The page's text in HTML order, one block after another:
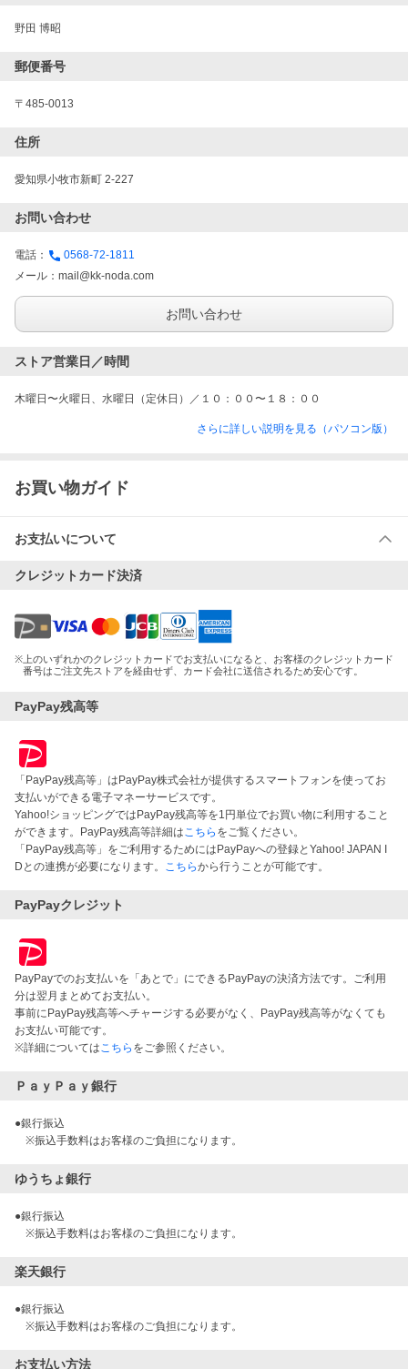
野田 博昭
郵便番号
〒485-0013
住所
愛知県小牧市新町 2-227
お問い合わせ
電話：
0568-72-1811
メール： mail@kk-noda.com
お問い合わせ
ストア営業日／時間
木曜日〜火曜日、水曜日（定休日）／１０：００〜１８：００
さらに詳しい説明を見る（パソコン版）
お買い物ガイド
お支払いについて
クレジットカード決済
※ 上のいずれかのクレジットカードでお支払いになると、お客様のクレジットカード
番号はご注文先ストアを経由せず、カード会社に送信されるため安心です。
PayPay残高等
「PayPay残高等」はPayPay株式会社が提供するスマートフォンを使ってお
支払いができる電子マネーサービスです。
Yahoo!ショッピングではPayPay残高等を1円単位でお買い物に利用すること
ができます。PayPay残高等詳細はこちら をご覧ください。
「PayPay残高等」をご利用するためにはPayPayへの登録とYahoo! JAPAN I
Dとの連携が必要になります。 こちらから行うことが可能です。
PayPayクレジット
PayPayでのお支払いを「あとで」にできるPayPayの決済方法です。ご利用
分は翌月まとめてお支払い。
事前にPayPay残高等へチャージする必要がなく、PayPay残高等がなくても
お支払い可能です。
※詳細についてはこちら をご参照ください。
ＰａｙＰａｙ銀行
●銀行振込
※振込手数料はお客様のご負担になります。
ゆうちょ銀行
●銀行振込
※振込手数料はお客様のご負担になります。
楽天銀行
●銀行振込
※振込手数料はお客様のご負担になります。
お支払い方法